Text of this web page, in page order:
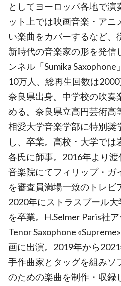
としてヨーロッパ各地で演
ット上では映画音楽・ア
い楽曲をカバーするなど、
新時代の音楽家の形を発信
ンネル「Sumika
10万人、総再生回数は2000
奈良県出身。中学校の吹奏
める。奈良県立高円芸術高
相愛大学音楽学部に特別奨
し、卒業。高校・大学で
各氏に師事。2016年より
音楽院にてフィリップ・ガ
を審査員満場一致のトレビ
2020年にストラスブール
を卒業。H.Selmer Paris社
Tenor Saxophone
画に出演。2019年から
手作曲家とタッグを組みソ
のための楽曲を制作・収録